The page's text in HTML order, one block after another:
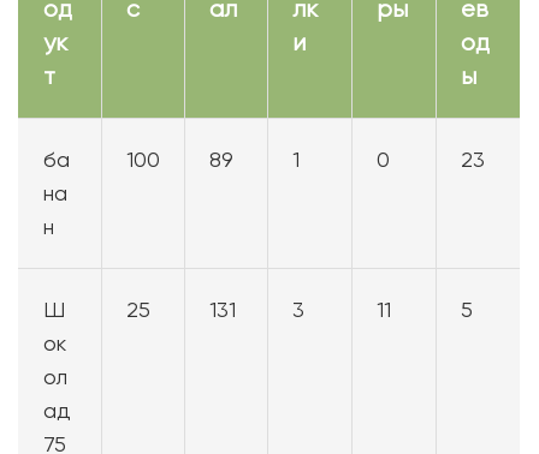
од
ук
т
с
ал
лк
и
ры
ев
од
ы
ба
на
н
100 89 1 0 23
Ш
ок
ол
ад
75
25 131 3 11 5